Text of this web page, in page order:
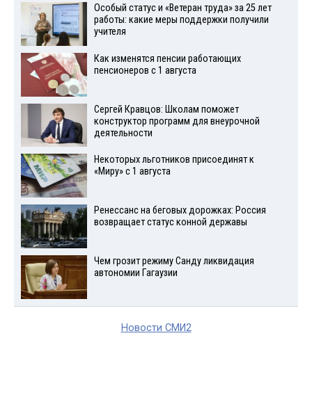
Особый статус и «Ветеран труда» за 25 лет
работы: какие меры поддержки получили
учителя
Как изменятся пенсии работающих
пенсионеров с 1 августа
Сергей Кравцов: Школам поможет
конструктор программ для внеурочной
деятельности
Некоторых льготников присоединят к
«Миру» с 1 августа
Ренессанс на беговых дорожках: Россия
возвращает статус конной державы
Чем грозит режиму Санду ликвидация
автономии Гагаузии
Новости СМИ2